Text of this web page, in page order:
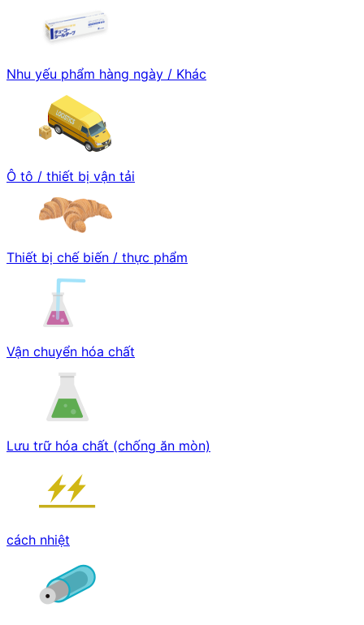
Nhu yếu phẩm hàng ngày / Khác
Ô tô / thiết bị vận tải
Thiết bị chế biến / thực phẩm
Vận chuyển hóa chất
Lưu trữ hóa chất (chống ăn mòn)
cách nhiệt